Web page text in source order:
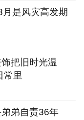
是风灾高发期
把旧时光温
常里
弟自责36年